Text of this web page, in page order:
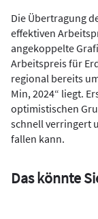
Die Übertragung
effektiven
angekoppelte
Arbeitspreis für
regional bereits
Min, 2024“ liegt.
optimistischen
schnell verringert
fallen kann.
Das könnte